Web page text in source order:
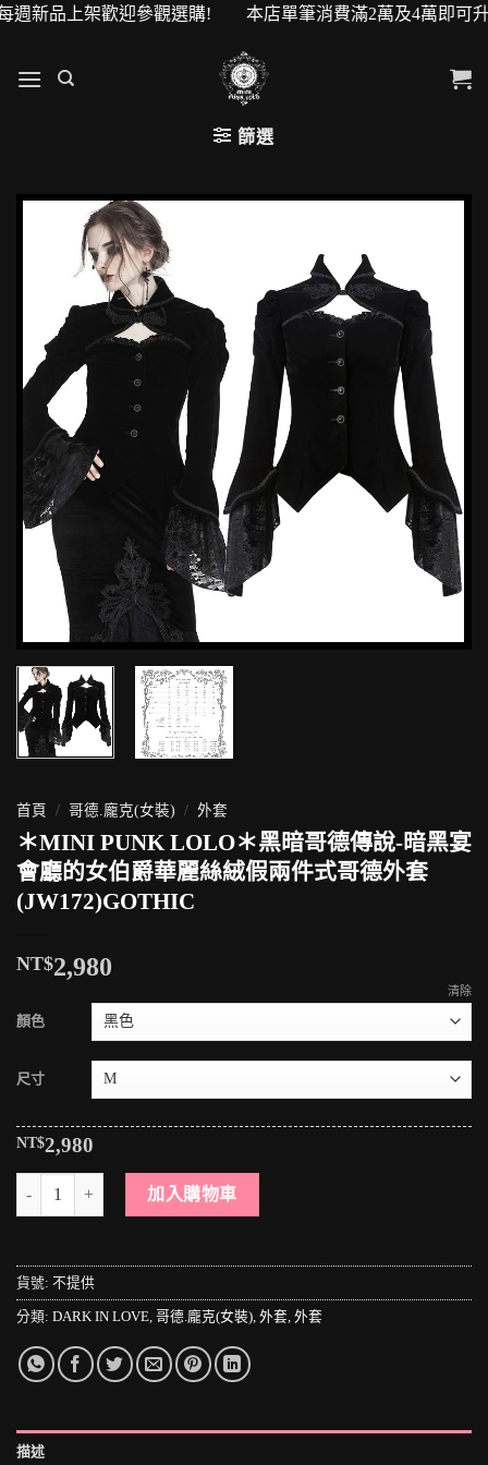
架歡迎參觀選購! 本店單筆消費滿2萬及4萬即可升級
篩選
首頁 / 哥德.龐克(女裝) / 外套
＊MINI PUNK LOLO＊黑暗哥德傳說-暗黑宴
會廳的女伯爵華麗絲絨假兩件式哥德外套
(JW172)GOTHIC
NT$2,980
顏色
尺寸
清除
NT$2,980
＊MINI PUNK LOLO＊黑暗哥德傳說-暗黑宴會廳的女伯爵華麗絲絨
加入購物車
貨號: 不提供
分類: DARK IN LOVE 哥德.龐克(女裝) 外套 外套
描述